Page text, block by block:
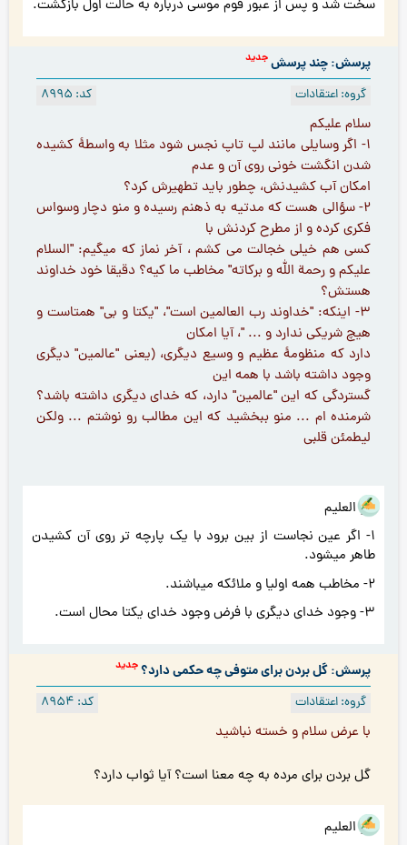
سخت شد و پس از عبور قوم موسی درباره به حالت اول بازگشت.
پرسش: چند پرسشجدید
کد: 8995 گروه: اعتقادات
سلام عليكم
1- اگر وسایلی مانند لپ تاپ نجس شود مثلا به واسطۀ کشیده
شدن انگشت خونی روی آن و عدم
امكان آب كشيدنش، چطور بايد تطهيرش كرد؟
2- سؤالی هست که مدتیه به ذهنم رسیده و منو دچار وسواس
فکری کرده و از مطرح کردنش با
كسی هم خيلى خجالت می كشم ، آخر نماز كه ميگيم: "السلام
عليكم و رحمة الله و بركاته" مخاطب ما كيه؟ دقيقا خود خداوند
هستش؟
3- اینکه: "خداوند رب العالمين است"، "يكتا و بى" همتاست و
هیچ شریكی ندارد و ... "، آیا امكان
دارد که منظومۀ عظیم و وسیع دیگری، (یعنى "عالمين" ديگرى
وجود داشته باشد با همه اين
گستردگی که این "عالمین" دارد، که خدای دیگری داشته باشد؟
شرمنده ام ... منو ببخشيد كه اين مطالب رو نوشتم ... ولكن
ليطمئن قلبى
هو العلیم
1- اگر عین نجاست از بین برود با یک پارچه تر روی آن کشیدن
طاهر میشود.
2- مخاطب همه اولیا و ملائکه میباشند.
3- وجود خدای دیگری با فرض وجود خدای یکتا محال است.
پرسش: گل‌ بردن برای متوفی چه حکمی دارد؟جدید
کد: 8954 گروه: اعتقادات
با عرض سلام و خسته نباشيد
گل بردن برای مرده به چه معنا است؟ آیا ثواب دارد؟
هو العلیم